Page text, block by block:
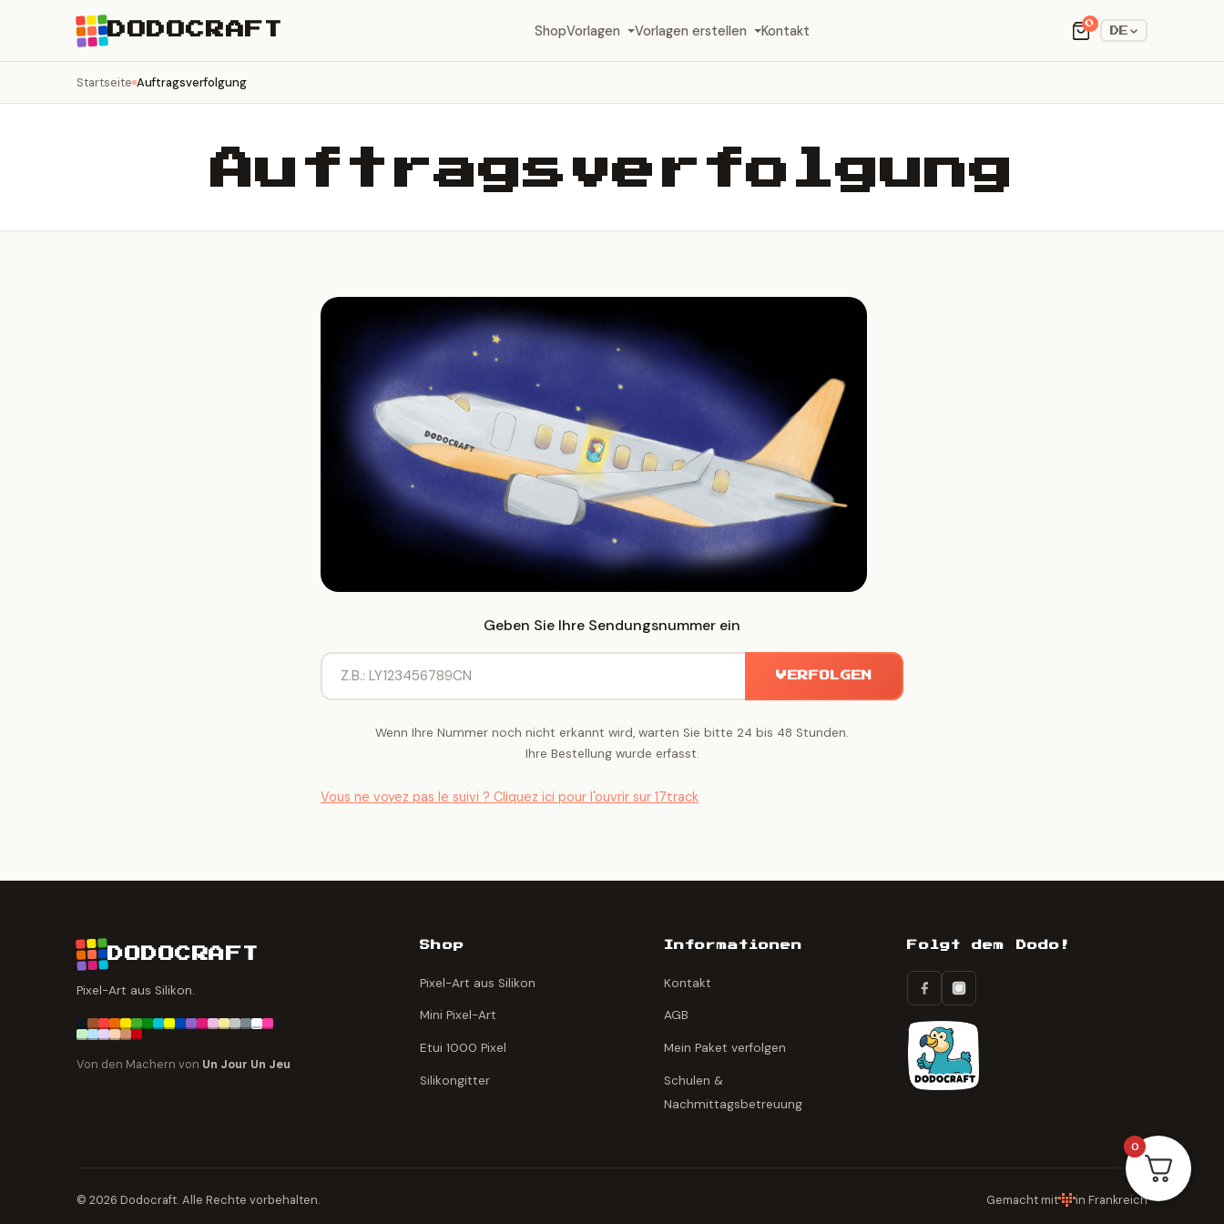
DODOCRAFT ShopVorlagen Vorlagen erstellen Kontakt
0
DE
Startseite Auftragsverfolgung
Auftragsverfolgung
Geben Sie Ihre Sendungsnummer ein
VERFOLGEN
Wenn Ihre Nummer noch nicht erkannt wird, warten Sie bitte 24 bis 48 Stunden.
Ihre Bestellung wurde erfasst.
Vous ne voyez pas le suivi ? Cliquez ici pour l'ouvrir sur 17track
DODOCRAFT
Pixel-Art aus Silikon.
Von den Machern von Un Jour Un Jeu
Shop
Pixel-Art aus Silikon
Mini Pixel-Art
Etui 1000 Pixel
Silikongitter
Informationen
Kontakt
AGB
Mein Paket verfolgen
Schulen &
Nachmittagsbetreuung
Folgt dem Dodo!
© 2026 Dodocraft. Alle Rechte vorbehalten. Gemacht mit in Frankreich
0